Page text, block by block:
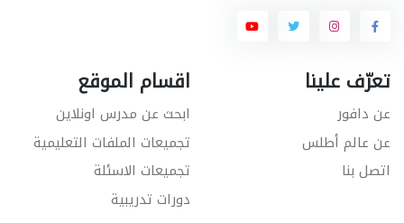
تعرّف علينا
عن دافور
عن عالم أطلس
اتصل بنا
اقسام الموقع
ابحث عن مدرس اونلاين
تجميعات الملفات التعليمية
تجميعات الاسئلة
دورات تدريبية